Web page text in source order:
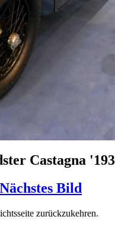
Castagna
Nächstes Bild
zurückzukehren.